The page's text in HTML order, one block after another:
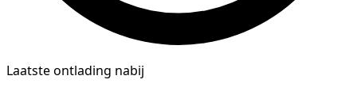
Laatste ontlading nabij